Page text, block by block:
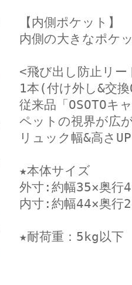
【内側ポケット】
内側の大きなポケ
<飛び出し防止リー
1本(付け外し&交
従来品「OSOTO
ペットの視界が広
リュック幅&高さ
★本体サイズ
外寸:約幅35×奥行
内寸:約幅44×奥行
★耐荷重：5kg以下